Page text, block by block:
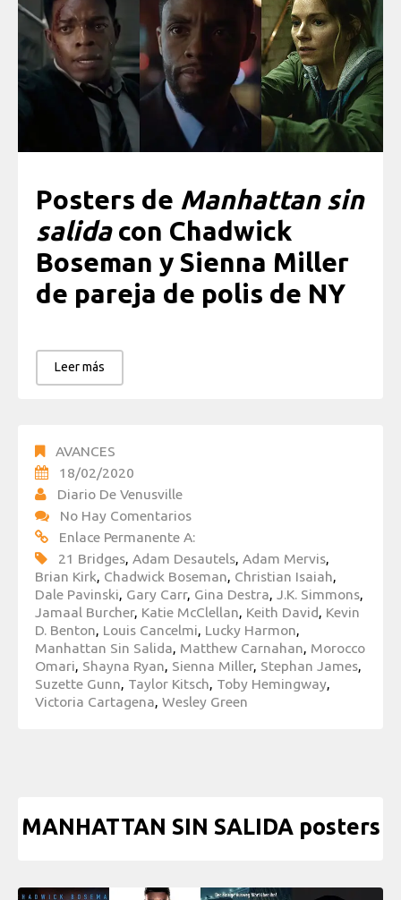
Posters de Manhattan sin
salida con Chadwick
Boseman y Sienna Miller
de pareja de polis de NY
Leer más
AVANCES
18/02/2020
Diario De Venusville
No Hay Comentarios
Enlace Permanente A:
21 Bridges, Adam Desautels, Adam Mervis,
Brian Kirk, Chadwick Boseman, Christian Isaiah,
Dale Pavinski, Gary Carr, Gina Destra, J.K. Simmons,
Jamaal Burcher, Katie McClellan, Keith David, Kevin
D. Benton, Louis Cancelmi, Lucky Harmon,
Manhattan Sin Salida, Matthew Carnahan, Morocco
Omari, Shayna Ryan, Sienna Miller, Stephan James,
Suzette Gunn, Taylor Kitsch, Toby Hemingway,
Victoria Cartagena, Wesley Green
MANHATTAN SIN SALIDA posters